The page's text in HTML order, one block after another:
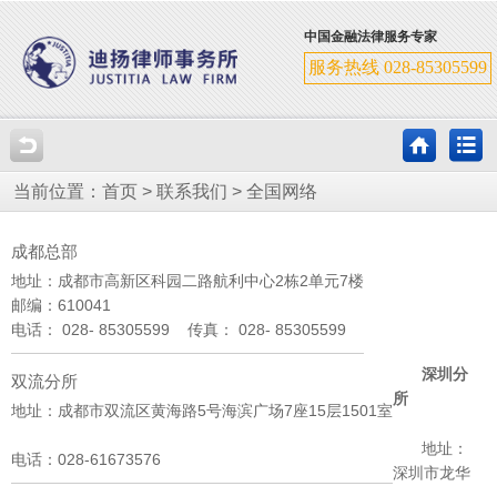
中国金融法律服务专家
服务热线 028-85305599
当前位置： 首页 > 联系我们 > 全国网络
成都总部
地址：成都市高新区科园二路航利中心2栋2单元7楼
邮编：610041
电话： 028- 85305599 传真： 028- 85305599
双流分所
地址： 成都市双流区黄海路5号海滨广场7座15层1501室
电话： 028-61673576
深圳分
所
地址：
深圳市龙华